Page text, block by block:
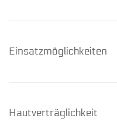
Einsatzmöglichkeiten
Hautverträglichkeit